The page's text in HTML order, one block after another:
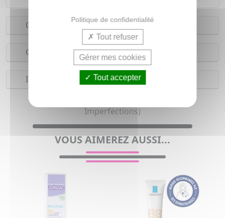
Conseils d'utilisation
Composition
Indications
Imperfections)
VOUS AIMEREZ AUSSI...
Politique de confidentialité
Tout refuser
Gérer mes cookies
Tout accepter